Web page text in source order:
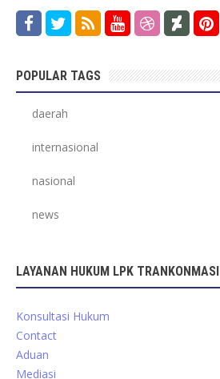
POPULAR TAGS
daerah
internasional
nasional
news
LAYANAN HUKUM LPK TRANKONMASI
Konsultasi Hukum
Contact
Aduan
Mediasi